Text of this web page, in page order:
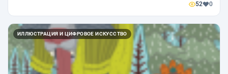
52 0
ИЛЛЮСТРАЦИЯ И ЦИФРОВОЕ ИСКУССТВО